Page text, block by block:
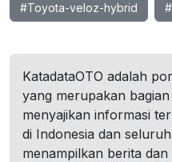
#Toyota-veloz-hybrid
KatadataOTO adalah
yang merupakan
menyajikan informasi
di Indonesia dan
menampilkan berita